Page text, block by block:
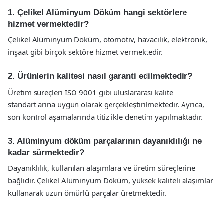
1. Çelikel Alüminyum Döküm hangi sektörlere
hizmet vermektedir?
Çelikel Alüminyum Döküm, otomotiv, havacılık, elektronik,
inşaat gibi birçok sektöre hizmet vermektedir.
2. Ürünlerin kalitesi nasıl garanti edilmektedir?
Üretim süreçleri ISO 9001 gibi uluslararası kalite
standartlarına uygun olarak gerçekleştirilmektedir. Ayrıca,
son kontrol aşamalarında titizlikle denetim yapılmaktadır.
3. Alüminyum döküm parçalarının dayanıklılığı ne
kadar sürmektedir?
Dayanıklılık, kullanılan alaşımlara ve üretim süreçlerine
bağlıdır. Çelikel Alüminyum Döküm, yüksek kaliteli alaşımlar
kullanarak uzun ömürlü parçalar üretmektedir.